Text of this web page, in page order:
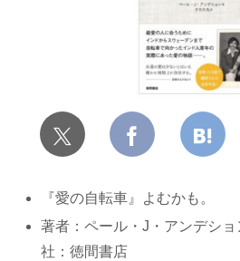
『愛の自転車』よむかも。
著者：ペール・J・アンデシ
社：徳間書店